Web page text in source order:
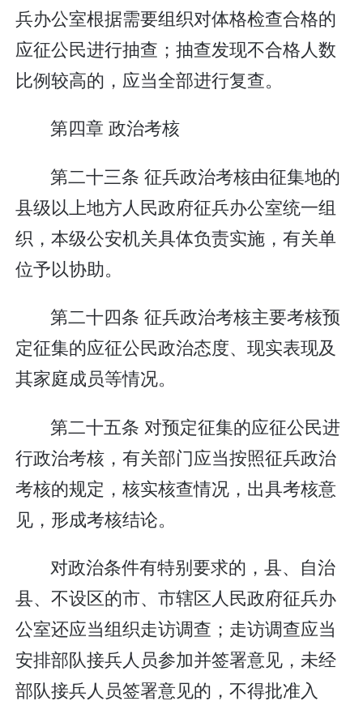
兵办公室根据需要组织对体格检查合格的
应征公民进行抽查；抽查发现不合格人数
比例较高的，应当全部进行复查。
第四章 政治考核
第二十三条 征兵政治考核由征集地的
县级以上地方人民政府征兵办公室统一组
织，本级公安机关具体负责实施，有关单
位予以协助。
第二十四条 征兵政治考核主要考核预
定征集的应征公民政治态度、现实表现及
其家庭成员等情况。
第二十五条 对预定征集的应征公民进
行政治考核，有关部门应当按照征兵政治
考核的规定，核实核查情况，出具考核意
见，形成考核结论。
对政治条件有特别要求的，县、自治
县、不设区的市、市辖区人民政府征兵办
公室还应当组织走访调查；走访调查应当
安排部队接兵人员参加并签署意见，未经
部队接兵人员签署意见的，不得批准入